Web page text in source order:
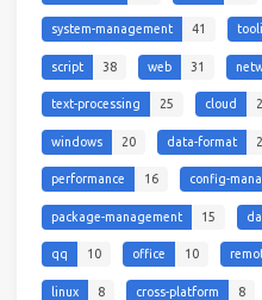
system-management 41
script 38 web 31
text-processing 25 cloud
windows 20 data-format
performance 16 config-
package-management 15
qq 10 office 10
linux 8 cross-platform 8